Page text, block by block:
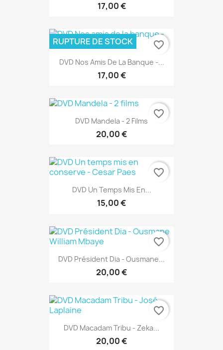
17,00 €
DVD Nos Amis De La Banque -...
17,00 €
RUPTURE DE STOCK favorite_border
DVD Mandela - 2 Films
20,00 €
favorite_border
DVD Un Temps Mis En...
15,00 €
favorite_border
DVD Président Dia - Ousmane...
20,00 €
favorite_border
DVD Macadam Tribu - Zeka...
20,00 €
favorite_border